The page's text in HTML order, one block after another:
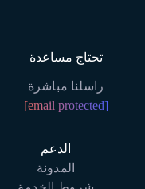
تحتاج مساعدة
راسلنا مباشرة
[email protected]
الدعم
المدونة